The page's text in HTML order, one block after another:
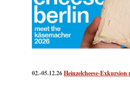
02.-05.12.26Heinzelcheese-Exkursion